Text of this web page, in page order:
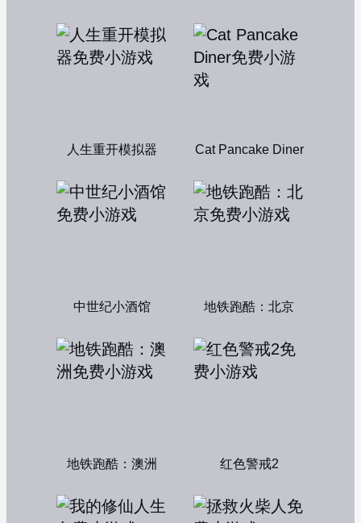
人生重开模拟器 Cat Pancake Diner
中世纪小酒馆 地铁跑酷：北京
地铁跑酷：澳洲 红色警戒2